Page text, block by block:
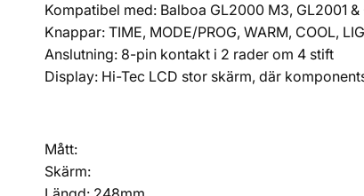
Kompatibel med: Balboa GL2000 M3, GL2001
Knappar: TIME, MODE/PROG, WARM, COOL,
Anslutning: 8-pin kontakt i 2 rader om 4 stift
Display: Hi-Tec LCD stor skärm, där
Mått:
Skärm: